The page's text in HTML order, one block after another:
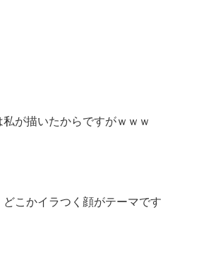
が描いたからですがｗｗｗ
どこかイラつく顔がテーマです